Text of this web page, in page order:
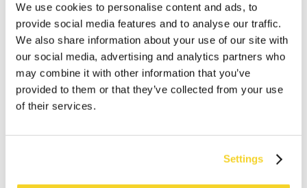
We use cookies to personalise content and ads, to
provide social media features and to analyse our traffic.
We also share information about your use of our site with
our social media, advertising and analytics partners who
may combine it with other information that you’ve
provided to them or that they’ve collected from your use
of their services.
Settings